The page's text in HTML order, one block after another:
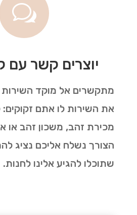
w
יוצרים קשר עם
מתקשרים אל מוקד השירות
את השירות לו אתם זקוקים:
מכירת זהב, משכון זהב או
הצורך נשלח אליכם נציג
שתוכלו להגיע אלינו לחנות.